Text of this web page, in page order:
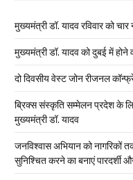
मुख्यमंत्री डॉ. यादव रविवार को
मुख्यमंत्री डॉ. यादव को दुबई में
दो दिवसीय वेस्ट जोन रीजनल
ब्रिक्स संस्कृति सम्मेलन प्रदेश के
मुख्यमंत्री डॉ. यादव
जनविश्वास अभियान को
सुनिश्चित करने का बनाएं पारदर्शी